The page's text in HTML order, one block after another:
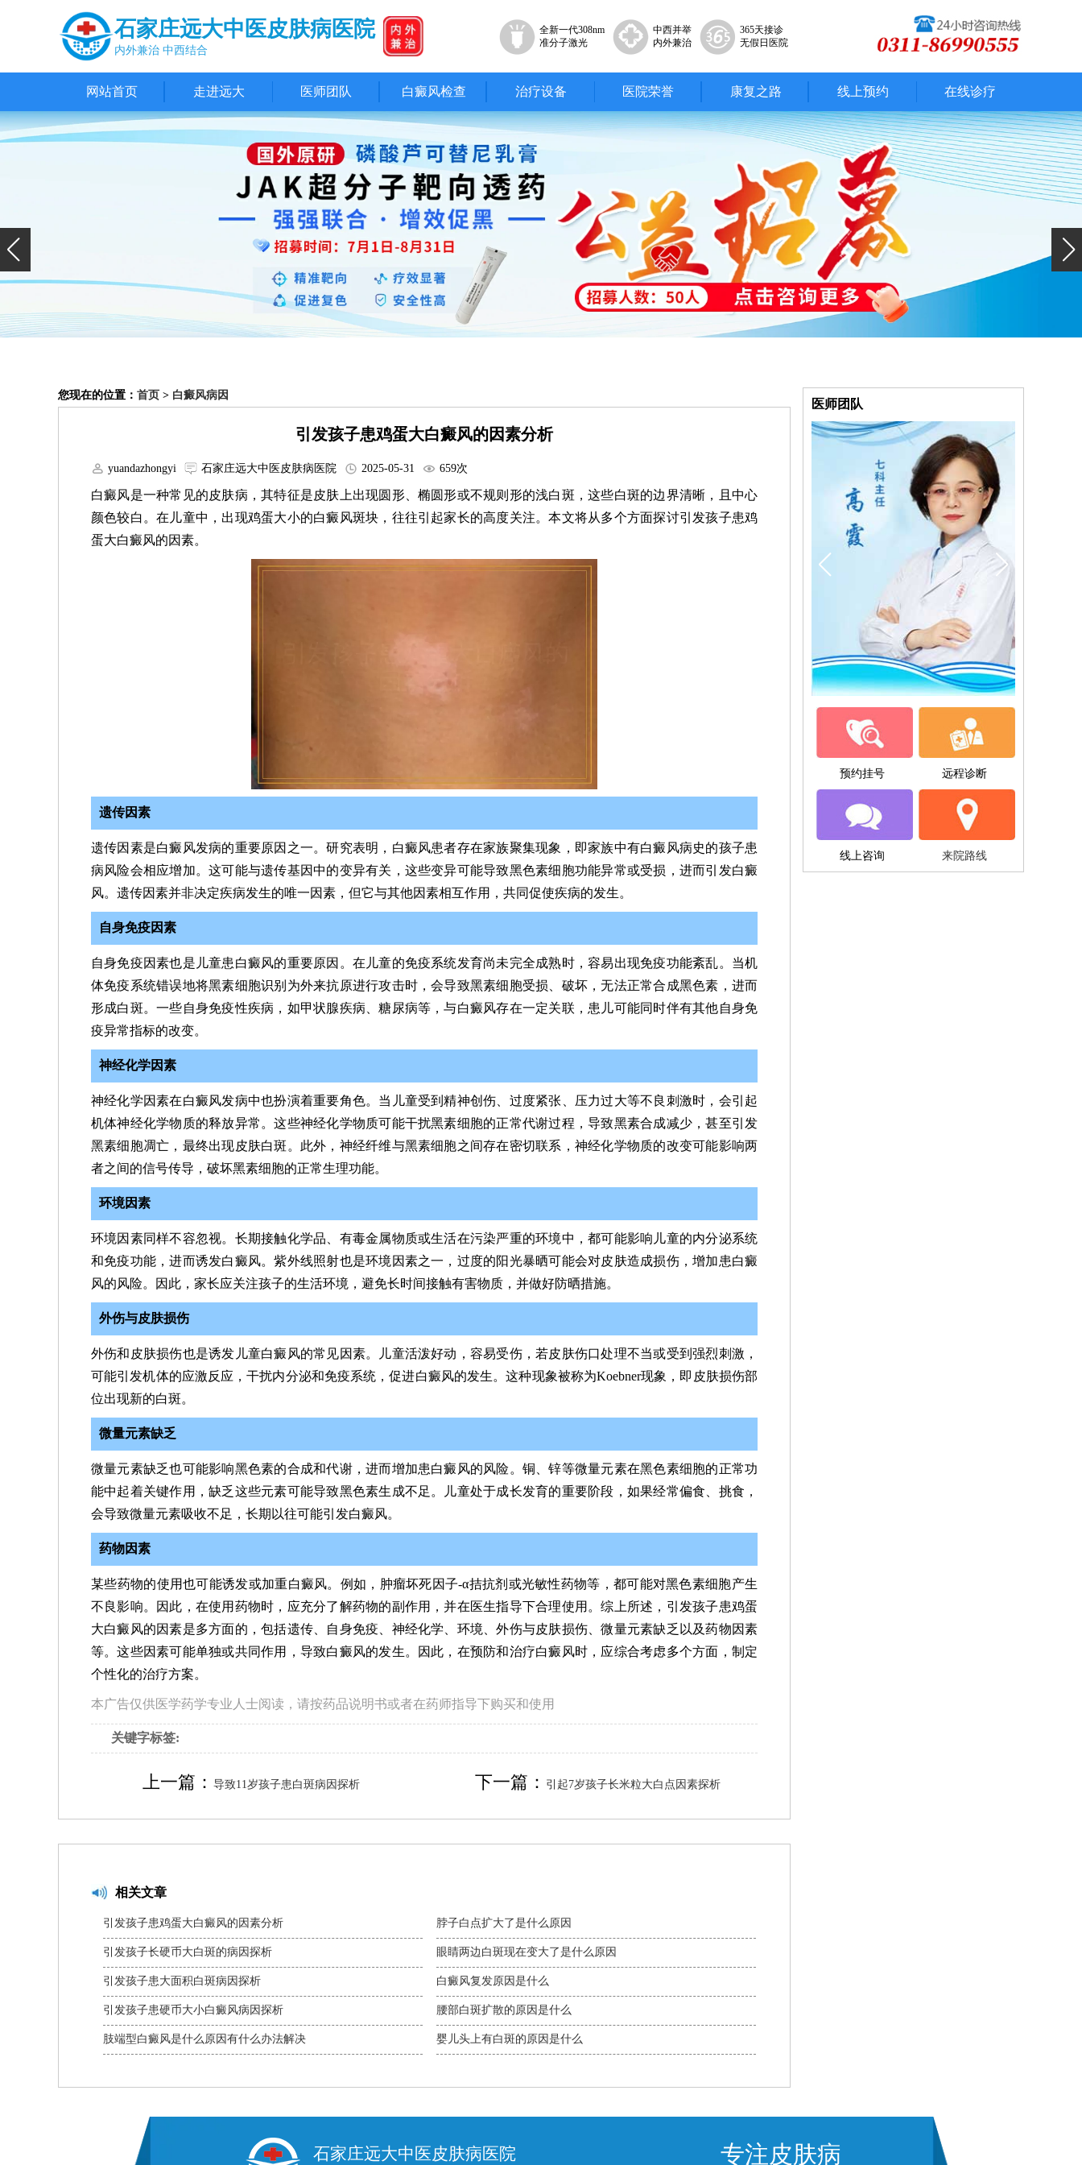
石家庄远大中医皮肤病医院
内外兼治 中西结合
全新一代308nm
准分子激光
中西并举
内外兼治
365天接诊
无假日医院
网站首页 走进远大 医师团队 白癜风检查 治疗设备 医院荣誉 康复之路 线上预约 在线诊疗
您现在的位置： 首页 > 白癜风病因
引发孩子患鸡蛋大白癜风的因素分析
yuandazhongyi 石家庄远大中医皮肤病医院 2025-05-31 659次
白癜风是一种常见的皮肤病，其特征是皮肤上出现圆形、椭圆形或不规则形的浅白斑，这些白斑的边界清晰，且中心
颜色较白。在儿童中，出现鸡蛋大小的白癜风斑块，往往引起家长的高度关注。本文将从多个方面探讨引发孩子患鸡
蛋大白癜风的因素。
遗传因素
遗传因素是白癜风发病的重要原因之一。研究表明，白癜风患者存在家族聚集现象，即家族中有白癜风病史的孩子患
病风险会相应增加。这可能与遗传基因中的变异有关，这些变异可能导致黑色素细胞功能异常或受损，进而引发白癜
风。遗传因素并非决定疾病发生的唯一因素，但它与其他因素相互作用，共同促使疾病的发生。
自身免疫因素
自身免疫因素也是儿童患白癜风的重要原因。在儿童的免疫系统发育尚未完全成熟时，容易出现免疫功能紊乱。当机
体免疫系统错误地将黑素细胞识别为外来抗原进行攻击时，会导致黑素细胞受损、破坏，无法正常合成黑色素，进而
形成白斑。一些自身免疫性疾病，如甲状腺疾病、糖尿病等，与白癜风存在一定关联，患儿可能同时伴有其他自身免
疫异常指标的改变。
神经化学因素
神经化学因素在白癜风发病中也扮演着重要角色。当儿童受到精神创伤、过度紧张、压力过大等不良刺激时，会引起
机体神经化学物质的释放异常。这些神经化学物质可能干扰黑素细胞的正常代谢过程，导致黑素合成减少，甚至引发
黑素细胞凋亡，最终出现皮肤白斑。此外，神经纤维与黑素细胞之间存在密切联系，神经化学物质的改变可能影响两
者之间的信号传导，破坏黑素细胞的正常生理功能。
环境因素
环境因素同样不容忽视。长期接触化学品、有毒金属物质或生活在污染严重的环境中，都可能影响儿童的内分泌系统
和免疫功能，进而诱发白癜风。紫外线照射也是环境因素之一，过度的阳光暴晒可能会对皮肤造成损伤，增加患白癜
风的风险。因此，家长应关注孩子的生活环境，避免长时间接触有害物质，并做好防晒措施。
外伤与皮肤损伤
外伤和皮肤损伤也是诱发儿童白癜风的常见因素。儿童活泼好动，容易受伤，若皮肤伤口处理不当或受到强烈刺激，
可能引发机体的应激反应，干扰内分泌和免疫系统，促进白癜风的发生。这种现象被称为Koebner现象，即皮肤损伤部
位出现新的白斑。
微量元素缺乏
微量元素缺乏也可能影响黑色素的合成和代谢，进而增加患白癜风的风险。铜、锌等微量元素在黑色素细胞的正常功
能中起着关键作用，缺乏这些元素可能导致黑色素生成不足。儿童处于成长发育的重要阶段，如果经常偏食、挑食，
会导致微量元素吸收不足，长期以往可能引发白癜风。
药物因素
某些药物的使用也可能诱发或加重白癜风。例如，肿瘤坏死因子-α拮抗剂或光敏性药物等，都可能对黑色素细胞产生
不良影响。因此，在使用药物时，应充分了解药物的副作用，并在医生指导下合理使用。综上所述，引发孩子患鸡蛋
大白癜风的因素是多方面的，包括遗传、自身免疫、神经化学、环境、外伤与皮肤损伤、微量元素缺乏以及药物因素
等。这些因素可能单独或共同作用，导致白癜风的发生。因此，在预防和治疗白癜风时，应综合考虑多个方面，制定
个性化的治疗方案。
本广告仅供医学药学专业人士阅读，请按药品说明书或者在药师指导下购买和使用
关键字标签:
上一篇： 导致11岁孩子患白斑病因探析 下一篇： 引起7岁孩子长米粒大白点因素探析
相关文章
引发孩子患鸡蛋大白癜风的因素分析
引发孩子长硬币大白斑的病因探析
引发孩子患大面积白斑病因探析
引发孩子患硬币大小白癜风病因探析
肢端型白癜风是什么原因有什么办法解决
脖子白点扩大了是什么原因
眼睛两边白斑现在变大了是什么原因
白癜风复发原因是什么
腰部白斑扩散的原因是什么
婴儿头上有白斑的原因是什么
医师团队
预约挂号 远程诊断
线上咨询 来院路线
石家庄远大中医皮肤病医院 专注皮肤病